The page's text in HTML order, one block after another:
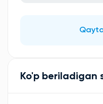
Ko'p beriladigan